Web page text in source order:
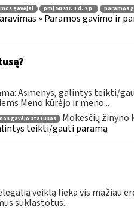
gavėjai pmį 50 str. 3 d. 2 p. paramos
» Paramos gavimo ir
Asmenys, galintys teikti/
Meno kūrėjo ir meno...
gavėjo statusas Mokesčių žinyno
teikti/gauti paramą
veiklą lieka vis mažiau
suklastotus...